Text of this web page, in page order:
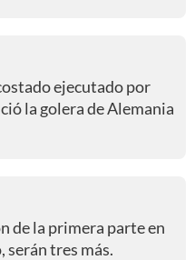
ejecutado por
la golera de Alemania
de la primera parte en
serán tres más.